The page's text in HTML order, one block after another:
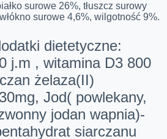
surowe 26%, tłuszcz surowy
surowe 4,6%, wilgotność 9%.
dietetyczne:
j.m , witamina D3 800
żelaza(II)
Jod( powlekany,
jodan wapnia)-
siarczanu